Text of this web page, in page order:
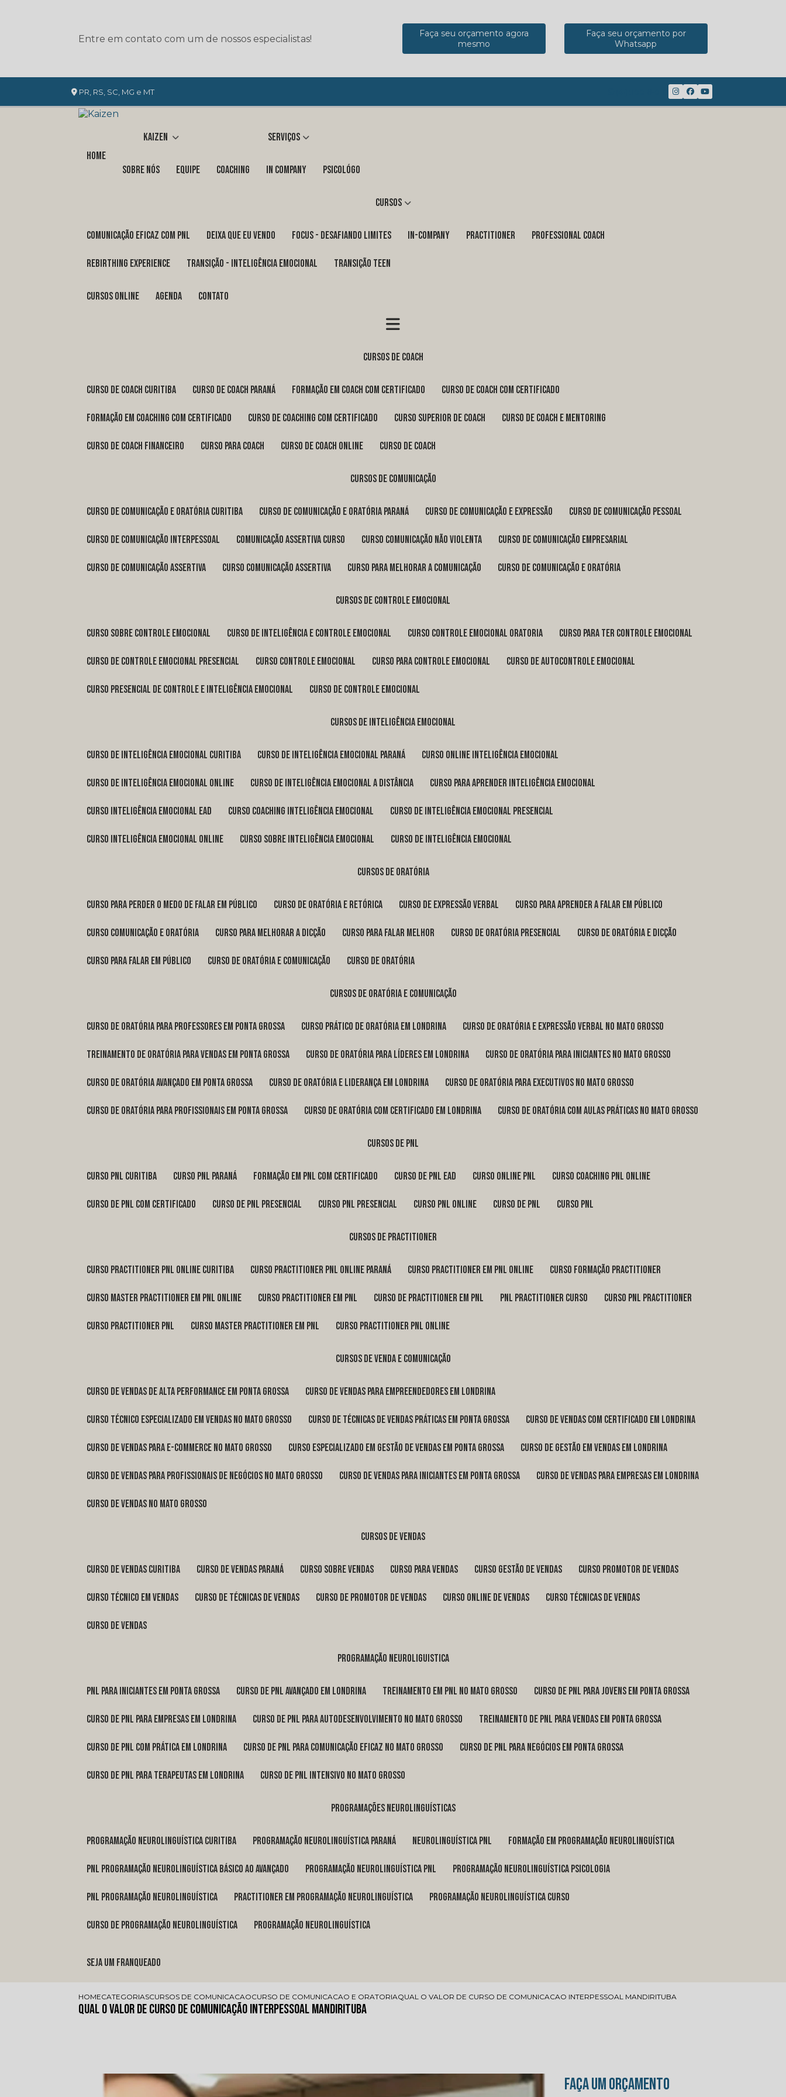
Entre em contato com um de nossos especialistas!
Faça seu orçamento agora
mesmo
Faça seu orçamento por
Whatsapp
PR, RS, SC, MG e MT
Home
Kaizen
Sobre nós Equipe
Serviços
Coaching in company Psicológo
Cursos
COMUNICAÇÃO EFICAZ COM PNL DEIXA QUE EU VENDO FOCUS - DESAFIANDO LIMITES In-Company PRACTITIONER PROFESSIONAL COACH
REBIRTHING EXPERIENCE TRANSIÇÃO - INTELIGÊNCIA EMOCIONAL TRANSIÇÃO TEEN
Cursos Online Agenda Contato
cursos de coach
curso de coach Curitiba curso de coach Paraná formação em coach com certificado curso de coach com certificado
formação em coaching com certificado curso de coaching com certificado curso superior de coach curso de coach e mentoring
curso de coach financeiro curso para coach curso de coach online curso de coach
cursos de comunicação
curso de comunicação e oratória Curitiba curso de comunicação e oratória Paraná curso de comunicação e expressão curso de comunicação pessoal
curso de comunicação interpessoal comunicação assertiva curso curso comunicação não violenta curso de comunicação empresarial
curso de comunicação assertiva curso comunicação assertiva curso para melhorar a comunicação curso de comunicação e oratória
cursos de controle emocional
curso sobre controle emocional curso de inteligência e controle emocional curso controle emocional oratoria curso para ter controle emocional
curso de controle emocional presencial curso controle emocional curso para controle emocional curso de autocontrole emocional
curso presencial de controle e inteligência emocional curso de controle emocional
cursos de inteligência emocional
curso de inteligência emocional Curitiba curso de inteligência emocional Paraná curso online inteligência emocional
curso de inteligência emocional online curso de inteligência emocional a distância curso para aprender inteligência emocional
curso inteligência emocional ead curso coaching inteligência emocional curso de inteligência emocional presencial
curso inteligência emocional online curso sobre inteligência emocional curso de inteligência emocional
cursos de oratória
curso para perder o medo de falar em público curso de oratória e retórica curso de expressão verbal curso para aprender a falar em público
curso comunicação e oratória curso para melhorar a dicção curso para falar melhor curso de oratória presencial curso de oratória e dicção
curso para falar em público curso de oratória e comunicação curso de oratória
cursos de oratória e comunicação
curso de oratória para professores em Ponta Grossa curso prático de oratória em Londrina curso de oratória e expressão verbal no Mato Grosso
treinamento de oratória para vendas em Ponta Grossa curso de oratória para líderes em Londrina curso de oratória para iniciantes no Mato Grosso
curso de oratória avançado em Ponta Grossa curso de oratória e liderança em Londrina curso de oratória para executivos no Mato Grosso
curso de oratória para profissionais em Ponta Grossa curso de oratória com certificado em Londrina curso de oratória com aulas práticas no Mato Grosso
cursos de pnl
curso pnl Curitiba curso pnl Paraná formação em pnl com certificado curso de pnl ead curso online pnl curso coaching pnl online
curso de pnl com certificado curso de pnl presencial curso pnl presencial curso pnl online curso de pnl curso pnl
cursos de practitioner
curso practitioner pnl online Curitiba curso practitioner pnl online Paraná curso practitioner em pnl online curso formação practitioner
curso master practitioner em pnl online curso practitioner em pnl curso de practitioner em pnl pnl practitioner curso curso pnl practitioner
curso practitioner pnl curso master practitioner em pnl curso practitioner pnl online
cursos de venda e comunicação
curso de vendas de alta performance em Ponta Grossa curso de vendas para empreendedores em Londrina
curso técnico especializado em vendas no Mato Grosso curso de técnicas de vendas práticas em Ponta Grossa curso de vendas com certificado em Londrina
curso de vendas para e-commerce no Mato Grosso curso especializado em gestão de vendas em Ponta Grossa curso de gestão em vendas em Londrina
curso de vendas para profissionais de negócios no Mato Grosso curso de vendas para iniciantes em Ponta Grossa curso de vendas para empresas em Londrina
curso de vendas no Mato Grosso
cursos de vendas
curso de vendas Curitiba curso de vendas Paraná curso sobre vendas curso para vendas curso gestão de vendas curso promotor de vendas
curso técnico em vendas curso de técnicas de vendas curso de promotor de vendas curso online de vendas curso técnicas de vendas
curso de vendas
programação neuroliguistica
pnl para iniciantes em Ponta Grossa curso de pnl avançado em Londrina treinamento em pnl no Mato Grosso curso de pnl para jovens em Ponta Grossa
curso de pnl para empresas em Londrina curso de pnl para autodesenvolvimento no Mato Grosso treinamento de pnl para vendas em Ponta Grossa
curso de pnl com prática em Londrina curso de pnl para comunicação eficaz no Mato Grosso curso de pnl para negócios em Ponta Grossa
curso de pnl para terapeutas em Londrina curso de pnl intensivo no Mato Grosso
programações neurolinguísticas
programação neurolinguística Curitiba programação neurolinguística Paraná neurolinguística pnl formação em programação neurolinguística
pnl programação neurolinguística básico ao avançado programação neurolinguística pnl programação neurolinguística psicologia
pnl programação neurolinguística practitioner em programação neurolinguística programação neurolinguística curso
curso de programação neurolinguística programação neurolinguística
Seja um franqueado
HOMECATEGORIASCURSOS DE COMUNICACAOCURSO DE COMUNICACAO E ORATORIAQUAL O VALOR DE CURSO DE COMUNICACAO INTERPESSOAL MANDIRITUBA
Qual o Valor de Curso de Comunicação Interpessoal Mandirituba
FAÇA UM ORÇAMENTO